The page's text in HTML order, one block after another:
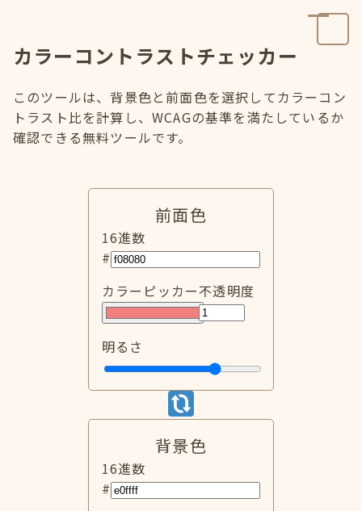
カラーコントラストチェッカー
このツールは、背景色と前面色を選択してカラーコン
トラスト比を計算し、WCAGの基準を満たしているか
確認できる無料ツールです。
前面色
16進数
#
カラーピッカー不透明度
明るさ
背景色
16進数
#